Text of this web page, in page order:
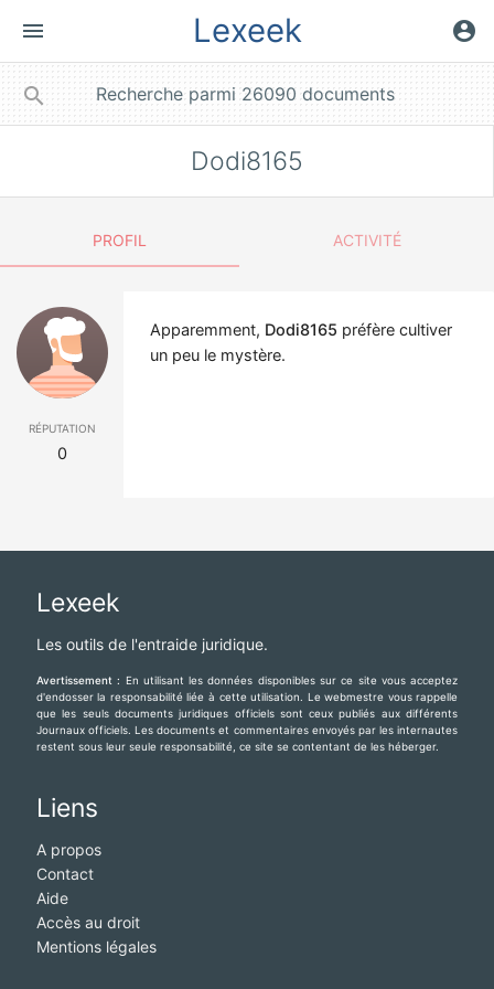
menu Lexeek account_circle
search
Dodi8165
PROFIL ACTIVITÉ
réputation
0
Apparemment, Dodi8165 préfère cultiver
un peu le mystère.
Lexeek
Les outils de l'entraide juridique.
Avertissement : En utilisant les données disponibles sur ce site vous acceptez
d'endosser la responsabilité liée à cette utilisation. Le webmestre vous rappelle
que les seuls documents juridiques officiels sont ceux publiés aux différents
Journaux officiels. Les documents et commentaires envoyés par les internautes
restent sous leur seule responsabilité, ce site se contentant de les héberger.
Liens
A propos
Contact
Aide
Accès au droit
Mentions légales